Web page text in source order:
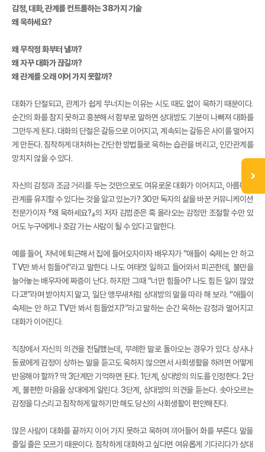
감정, 대화, 관계를 컨트롤하는 38가지 기술
왜 욱하세요?
왜 무작정 화부터 낼까?
왜 자꾸 대화가 끊길까?
왜 관계를 오래 이어 가지 못할까?
대화가 단절되고, 관계가 쉽게 무너지는 이유는 시도 때도 없이 욱하기 때문이다.
순간의 화를 참지 못하고 흥분해서 함부로 말하면 상대방도 기분이 나빠져 대화를
그만두게 된다. 대화의 단절은 갈등으로 이어지고, 계속되는 갈등은 사이를 멀어지
게 만든다. 침착하게 대처하는 간단한 방법들로 욱하는 습관을 버리고, 인간관계를
망치지 않을 수 있다.
자신의 감정과 조금 거리를 두는 것만으로도 여유로운 대화가 이어지고, 아름다운
관계를 유지할 수 있다는 것을 알고 있는가? 30만 독자의 삶을 바꾼 커뮤니케이션
전문가이자 『왜 욱하세요?』의 저자 김범준은 훅 올라오는 감정만 조절할 수만 있
어도 누구에게나 호감 가는 사람이 될 수 있다고 말한다.
예를 들어, 저녁에 퇴근해서 집에 들어오자마자 배우자가 “애들이 숙제는 안 하고
TV만 봐서 힘들어”라고 말한다. 나도 여태껏 일하고 들어와서 피곤한데, 불만을
늘어놓는 배우자에 짜증이 난다. 하지만 그때 “너만 힘들어? 나도 힘든 일이 많았
다고!”라며 받아치지 말고, 일단 앵무새처럼 상대방의 말을 따라 해 보라. “애들이
숙제는 안 하고 TV만 봐서 힘들었지?”라고 말하는 순간 욱하는 감정과 멀어지고
대화가 이어진다.
직장에서 자신의 의견을 전달했는데, 무례한 말로 돌아오는 경우가 있다. 상사나
동료에게 감정이 상하는 말을 듣고도 욱하지 않으면서 사회생활을 하려면 어떻게
반응해야 할까? 딱 3단계만 기억하면 된다. 1단계, 상대방의 의도를 인정한다. 2단
계, 불편한 마음을 상대에게 알린다. 3단계, 상대방의 의견을 듣는다. 솟아오르는
감정을 다스리고 침착하게 말하기만 해도 당신의 사회생활이 편안해진다.
많은 사람이 대화를 끝까지 이어 가지 못하고 욱하며 끼어들어 화를 부른다. 말을
줄일 줄은 모르기 때문이다. 침착하게 대화하고 싶다면 여유롭게 기다리다가 상대